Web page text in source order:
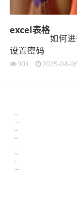
excel表格
如何
设置密码
901 2025-04-06